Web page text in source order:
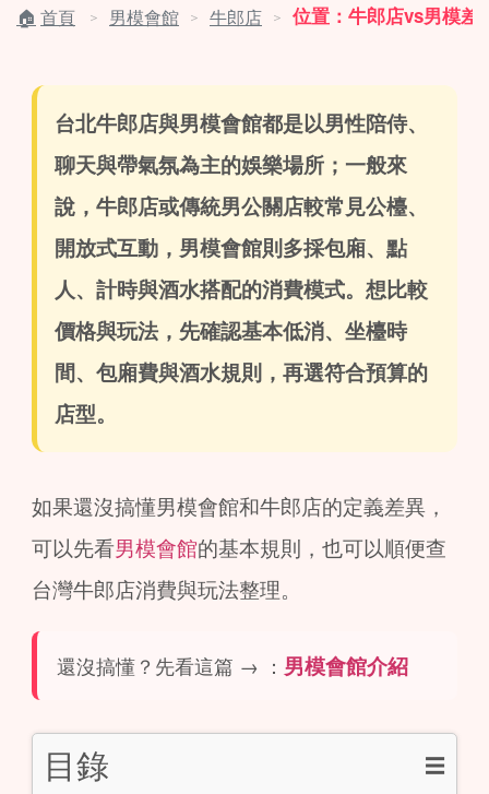
首頁 ＞ 男模會館 ＞ 牛郎店 ＞ 位置：牛郎店vs男模差
台北牛郎店與男模會館都是以男性陪侍、
聊天與帶氣氛為主的娛樂場所；一般來
說，牛郎店或傳統男公關店較常見公檯、
開放式互動，男模會館則多採包廂、點
人、計時與酒水搭配的消費模式。想比較
價格與玩法，先確認基本低消、坐檯時
間、包廂費與酒水規則，再選符合預算的
店型。
如果還沒搞懂男模會館和牛郎店的定義差異，
可以先看男模會館的基本規則，也可以順便查
台灣牛郎店消費與玩法整理。
還沒搞懂？先看這篇 → ： 男模會館介紹
目錄
☰